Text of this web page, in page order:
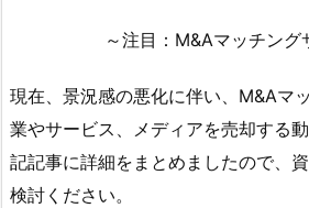
～注目：M&Aマッチング
現在、景況感の悪化に伴い、M&Aマ
業やサービス、メディアを売却する
記記事に詳細をまとめましたので、
検討ください。